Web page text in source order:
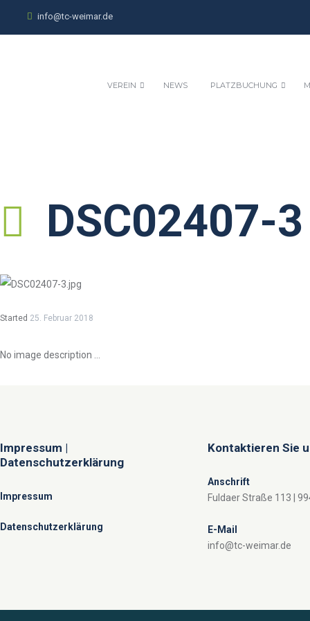
info@tc-weimar.de
VEREIN NEWS PLATZBUCHUNG
DSC02407-3
Started 25. Februar 2018
No image description ...
Impressum |
Datenschutzerklärung
Impressum
Datenschutzerklärung
Kontaktieren Sie
Anschrift
Fuldaer Straße 113 |
E-Mail
info@tc-weimar.de